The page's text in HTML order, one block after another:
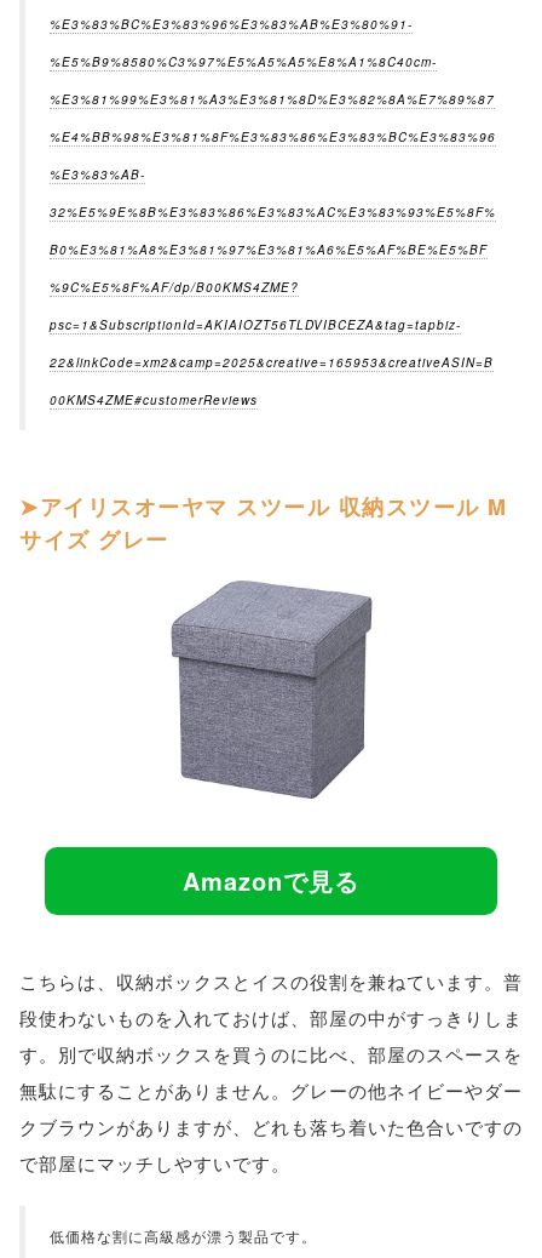
%E3%83%BC%E3%83%96%E3%83%AB%E3%80%91-
%E5%B9%8580%C3%97%E5%A5%A5%E8%A1%8C40cm-
%E3%81%99%E3%81%A3%E3%81%8D%E3%82%8A%E7%89%87
%E4%BB%98%E3%81%8F%E3%83%86%E3%83%BC%E3%83%96
%E3%83%AB-
32%E5%9E%8B%E3%83%86%E3%83%AC%E3%83%93%E5%8F%
B0%E3%81%A8%E3%81%97%E3%81%A6%E5%AF%BE%E5%BF
%9C%E5%8F%AF/dp/B00KMS4ZME?
psc=1&SubscriptionId=AKIAIOZT56TLDVIBCEZA&tag=tapbiz-
22&linkCode=xm2&camp=2025&creative=165953&creativeASIN=B
00KMS4ZME#customerReviews
アイリスオーヤマ スツール 収納スツール M
サイズ グレー
Amazonで見る
こちらは、収納ボックスとイスの役割を兼ねています。普
段使わないものを入れておけば、部屋の中がすっきりしま
す。別で収納ボックスを買うのに比べ、部屋のスペースを
無駄にすることがありません。グレーの他ネイビーやダー
クブラウンがありますが、どれも落ち着いた色合いですの
で部屋にマッチしやすいです。
低価格な割に高級感が漂う製品です。